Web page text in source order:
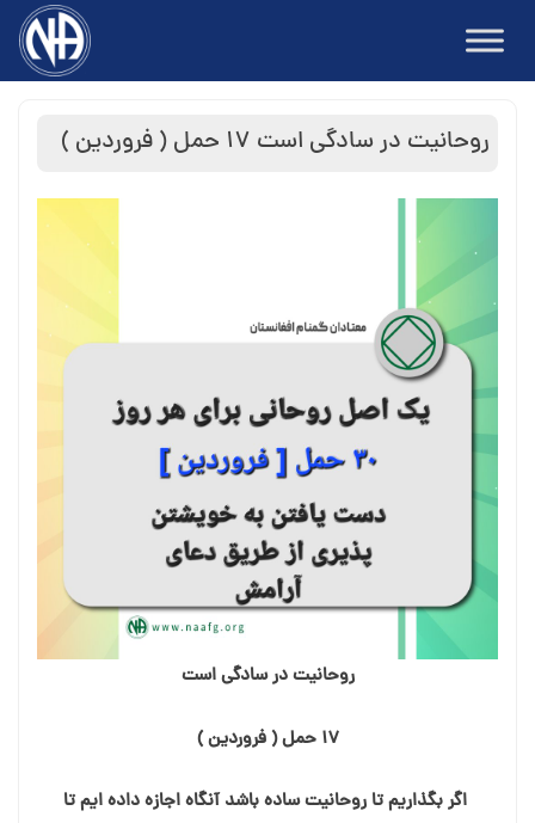
content
روحانیت در سادگی است ۱۷ حمل ( فروردین )
روحانیت در سادگی است
۱۷ حمل ( فروردین )
اگر بگذاریم تا روحانیت ساده باشد آنگاه اجازه داده ایم تا